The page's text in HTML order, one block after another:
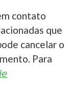
contato
que
cancelar o
Para